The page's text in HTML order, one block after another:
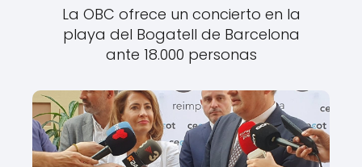
La OBC ofrece un concierto en la
playa del Bogatell de Barcelona
ante 18.000 personas